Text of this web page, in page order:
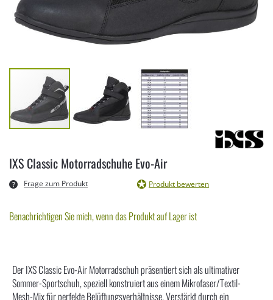
der
Bildergalerie
springen
IXS Classic Motorradschuhe Evo-Air
Frage zum Produkt Produkt bewerten
Benachrichtigen Sie mich, wenn das Produkt auf Lager ist
Der IXS Classic Evo-Air Motorradschuh präsentiert sich als ultimativer
Sommer-Sportschuh, speziell konstruiert aus einem Mikrofaser/Textil-
Mesh-Mix für perfekte Belüftungsverhältnisse. Verstärkt durch ein